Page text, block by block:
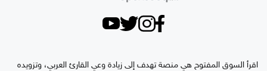
اقرأ السوق المفتوح هي منصة تهدف إلى زيادة وعي القارئ العربي، وتزويده